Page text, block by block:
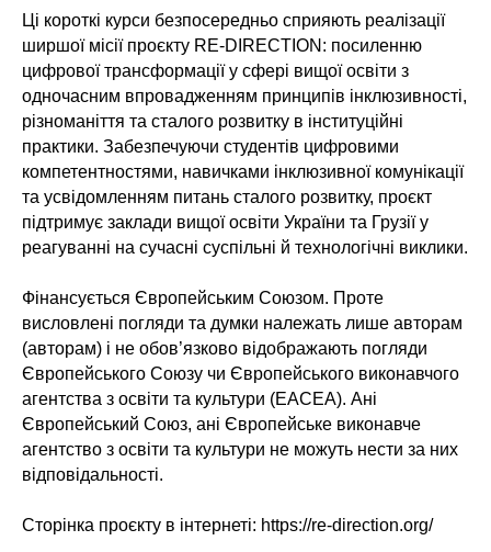
Ці короткі курси безпосередньо сприяють реалізації
ширшої місії проєкту RE-DIRECTION: посиленню
цифрової трансформації у сфері вищої освіти з
одночасним впровадженням принципів інклюзивності,
різноманіття та сталого розвитку в інституційні
практики. Забезпечуючи студентів цифровими
компетентностями, навичками інклюзивної комунікації
та усвідомленням питань сталого розвитку, проєкт
підтримує заклади вищої освіти України та Грузії у
реагуванні на сучасні суспільні й технологічні виклики.
Фінансується Європейським Союзом. Проте
висловлені погляди та думки належать лише авторам
(авторам) і не обов’язково відображають погляди
Європейського Союзу чи Європейського виконавчого
агентства з освіти та культури (EACEA). Ані
Європейський Союз, ані Європейське виконавче
агентство з освіти та культури не можуть нести за них
відповідальності.
Сторінка проєкту в інтернеті: https://re-direction.org/